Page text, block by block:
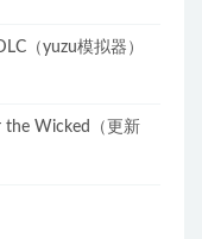
（yuzu模拟器）
Wicked（更新